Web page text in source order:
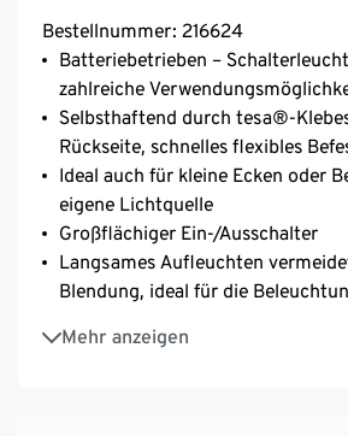
Bestellnummer: 216624
Batteriebetrieben –
zahlreiche
Selbsthaftend durch tesa®-
Rückseite, schnelles flexibles
Ideal auch für kleine Ecken oder
eigene Lichtquelle
Großflächiger Ein-/Ausschalter
Langsames Aufleuchten
Blendung, ideal für die
Mehr anzeigen
Inkl. Batterien